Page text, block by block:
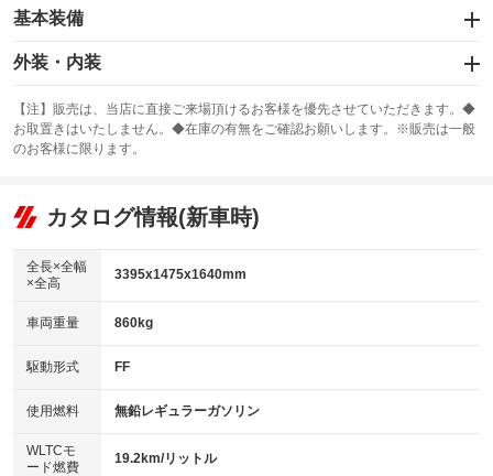
基本装備
エアバッグ：運転席/助手席/サイド
：装備あり
：装備なし
サンルーフ
：装備なし ABS
リフトアップ
：装備なし
：装備なし
パワーウィンドウ
アイドリングストップ
：装備あり
USB入力端子
：装備あり
100V電源
：装備なし
センターデフロック
：装備なし
外装・内装
カーナビ：SDナビ
：装備あり
TV：フルセグ
：装備あり
ビジュアル：-／DVD再生
：装備あり
アルミホイール：15インチ
：装備あり
HID(キセノンライト)
バックカメラ
エアロ
：装備なし
【注】販売は、当店に直接ご来場頂けるお客様を優先させていただきます。◆
お取置きはいたしません。◆在庫の有無をご確認お願いします。※販売は一般
のお客様に限ります。
カタログ情報(新車時)
全長×全幅
×全高
3395x1475x1640mm
車両重量 860kg
駆動形式 FF
使用燃料 無鉛レギュラーガソリン
WLTCモ
ード燃費
19.2km/リットル